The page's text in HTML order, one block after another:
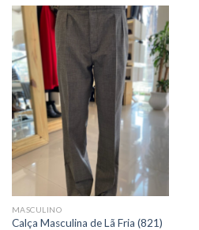
MASCULINO
Calça Masculina de Lã Fria (821)